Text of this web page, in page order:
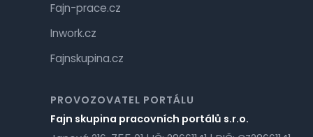
Fajn-prace.cz
Inwork.cz
Fajnskupina.cz
PROVOZOVATEL PORTÁLU
Fajn skupina pracovních portálů s.r.o.